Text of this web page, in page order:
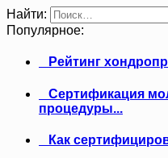
Найти:
Популярное:
Рейтинг
Сертификация
процедуры...
Как